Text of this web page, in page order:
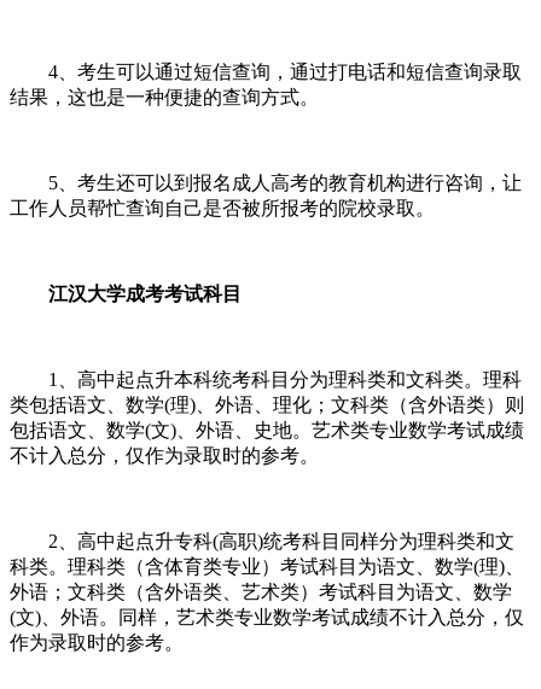
4、考生可以通过短信查询，通过打电话和短信查询录取
结果，这也是一种便捷的查询方式。
5、考生还可以到报名成人高考的教育机构进行咨询，让
工作人员帮忙查询自己是否被所报考的院校录取。
江汉大学成考考试科目
1、高中起点升本科统考科目分为理科类和文科类。理科
类包括语文、数学(理)、外语、理化；文科类（含外语类）则
包括语文、数学(文)、外语、史地。艺术类专业数学考试成绩
不计入总分，仅作为录取时的参考。
2、高中起点升专科(高职)统考科目同样分为理科类和文
科类。理科类（含体育类专业）考试科目为语文、数学(理)、
外语；文科类（含外语类、艺术类）考试科目为语文、数学
(文)、外语。同样，艺术类专业数学考试成绩不计入总分，仅
作为录取时的参考。